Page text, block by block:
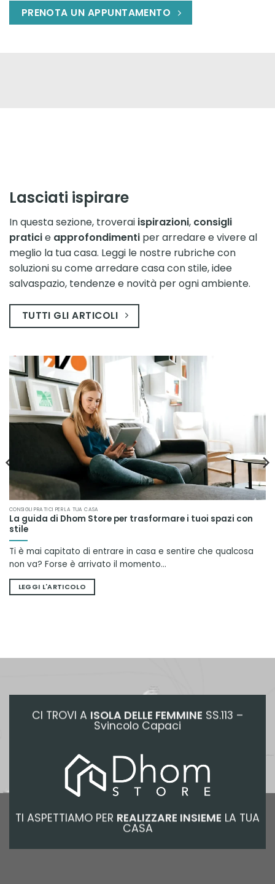
PRENOTA UN APPUNTAMENTO
Lasciati ispirare
In questa sezione, troverai ispirazioni, consigli
praticie approfondimenti per arredare e vivere al
meglio la tua casa. Leggi le nostre rubriche con
soluzioni su come arredare casa con stile, idee
salvaspazio, tendenze e novità per ogni ambiente.
TUTTI GLI ARTICOLI
CONSIGLI PRATICI PER LA TUA CASA
La guida di Dhom Store per trasformare i tuoi spazi con
stile
Ti è mai capitato di entrare in casa e sentire che qualcosa
non va? Forse è arrivato il momento...
LEGGI L'ARTICOLO
CI TROVI A ISOLA DELLE FEMMINE SS.113 –
Svincolo Capaci
TI ASPETTIAMO PER REALIZZARE INSIEME LA TUA
CASA